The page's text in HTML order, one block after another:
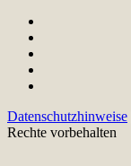
Datenschutzhinweise
Rechte vorbehalten